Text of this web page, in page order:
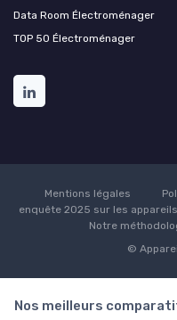
Data Room Électroménager
TOP 50 Électroménager
Mentions légales
enquête 2025 sur les
Notre
©
Nos meilleurs